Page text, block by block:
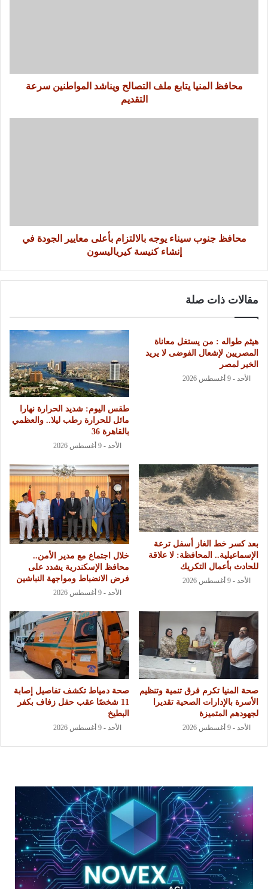
محافظ المنيا يتابع ملف التصالح ويناشد المواطنين سرعة
التقديم
محافظ جنوب سيناء يوجه بالالتزام بأعلى معايير الجودة في
إنشاء كنيسة كيرياليسون
مقالات ذات صلة
هيثم طواله : من يستغل معاناة
المصريين لإشعال الفوضى لا يريد
الخير لمصر
الأحد - 9 أغسطس 2026
طقس اليوم: شديد الحرارة نهارا
مائل للحرارة رطب ليلا.. والعظمي
بالقاهرة 36
الأحد - 9 أغسطس 2026
بعد كسر خط الغاز أسفل ترعة
الإسماعيلية.. المحافظة: لا علاقة
للحادث بأعمال التكريك
الأحد - 9 أغسطس 2026
خلال اجتماع مع مدير الأمن..
محافظ الإسكندرية يشدد على
فرض الانضباط ومواجهة النباشين
الأحد - 9 أغسطس 2026
صحة المنيا تكرم فرق تنمية وتنظيم
الأسرة بالإدارات الصحية تقديرا
لجهودهم المتميزة
الأحد - 9 أغسطس 2026
صحة دمياط تكشف تفاصيل إصابة
11 شخصًا عقب حفل زفاف بكفر
البطيخ
الأحد - 9 أغسطس 2026